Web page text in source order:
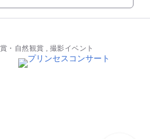
・自然観賞 , 撮影イベント